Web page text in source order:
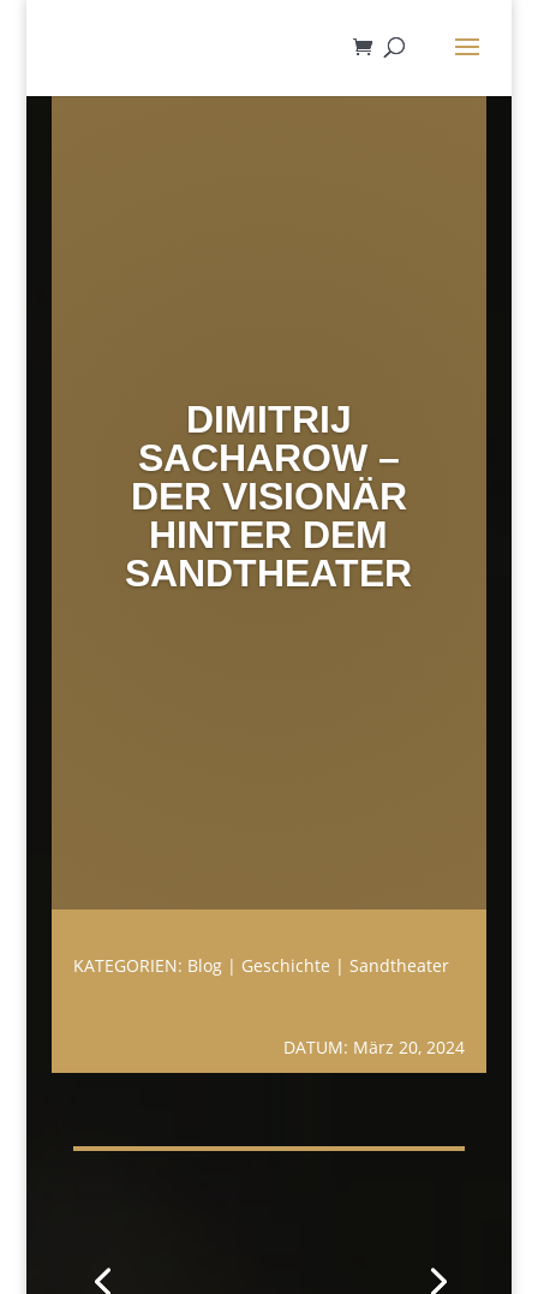
DIMITRIJ
SACHAROW –
DER VISIONÄR
HINTER DEM
SANDTHEATER
KATEGORIEN: Blog| Geschichte | Sandtheater
DATUM: März 20, 2024